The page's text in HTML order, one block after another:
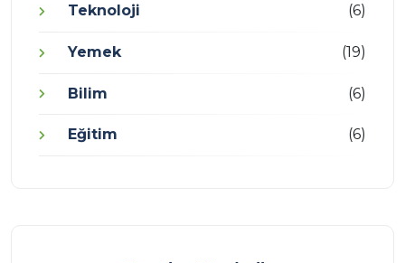
Teknoloji (6)
Yemek (19)
Bilim (6)
Eğitim (6)